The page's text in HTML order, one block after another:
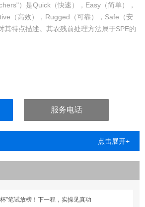
）是Quick（快速），Easy（简单），
（高效），Rugged（可靠），Safe（安
其特点描述。其农残前处理方法属于SPE的
相似的净化效果，但处理步骤更简洁，具有
逐渐为广大分析工作者所接受。
服务电话
点击展开+
”笔试放榜！下一程，实操见真功